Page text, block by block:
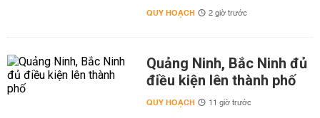
QUY HOẠCH 2 giờ trước
Quảng Ninh, Bắc Ninh đủ
điều kiện lên thành phố
QUY HOẠCH 11 giờ trước